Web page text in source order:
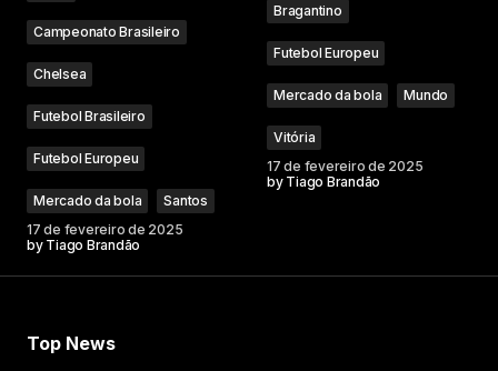
Campeonato Brasileiro
Chelsea
Futebol Brasileiro
Futebol Europeu
Mercado da bola
Santos
17 de fevereiro de 2025
by Tiago Brandão
Bragantino
Futebol Europeu
Mercado da bola Mundo
Vitória
17 de fevereiro de 2025
by Tiago Brandão
Top News